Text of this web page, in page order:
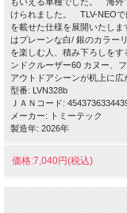
けられました。 TLV-NEOで
を載せた仕様を展開いたし
はプレーンな白/ 銀のカラー
を楽しむ人、積み下ろしを
ンドクルーザー60 カヌー、
アウトドアシーンが机上に
型番: LVN328b
ＪＡＮコード:
メーカー: トミーテック
製造年: 2026年
価格:7,040円(税込)